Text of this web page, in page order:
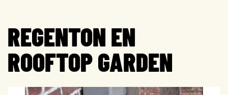
REGENTON EN
ROOFTOP GARDEN